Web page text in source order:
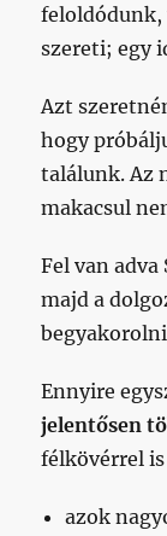
szereti; egy
Azt
hogy
találunk. Az
makacsul
Fel van
majd a
Ennyire
jelentősen
félkövérrel
azok